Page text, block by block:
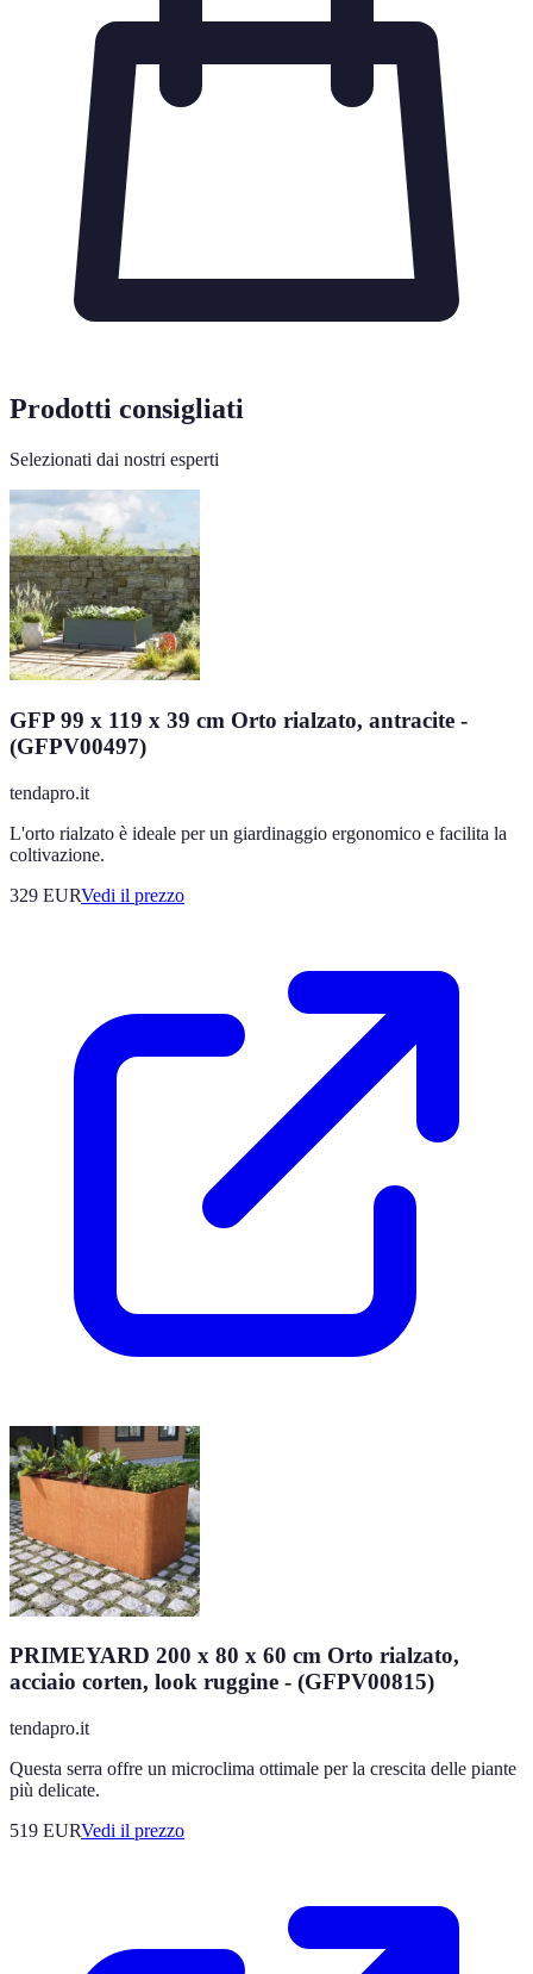
Prodotti consigliati
Selezionati dai nostri esperti
GFP 99 x 119 x 39 cm Orto rialzato, antracite -
(GFPV00497)
tendapro.it
L'orto rialzato è ideale per un giardinaggio ergonomico e facilita la
coltivazione.
329 EURVedi il prezzo
PRIMEYARD 200 x 80 x 60 cm Orto rialzato,
acciaio corten, look ruggine - (GFPV00815)
tendapro.it
Questa serra offre un microclima ottimale per la crescita delle piante
più delicate.
519 EURVedi il prezzo